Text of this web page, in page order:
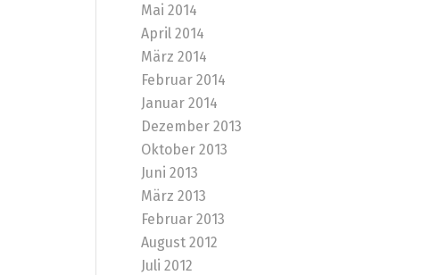
Mai 2014
April 2014
März 2014
Februar 2014
Januar 2014
Dezember 2013
Oktober 2013
Juni 2013
März 2013
Februar 2013
August 2012
Juli 2012